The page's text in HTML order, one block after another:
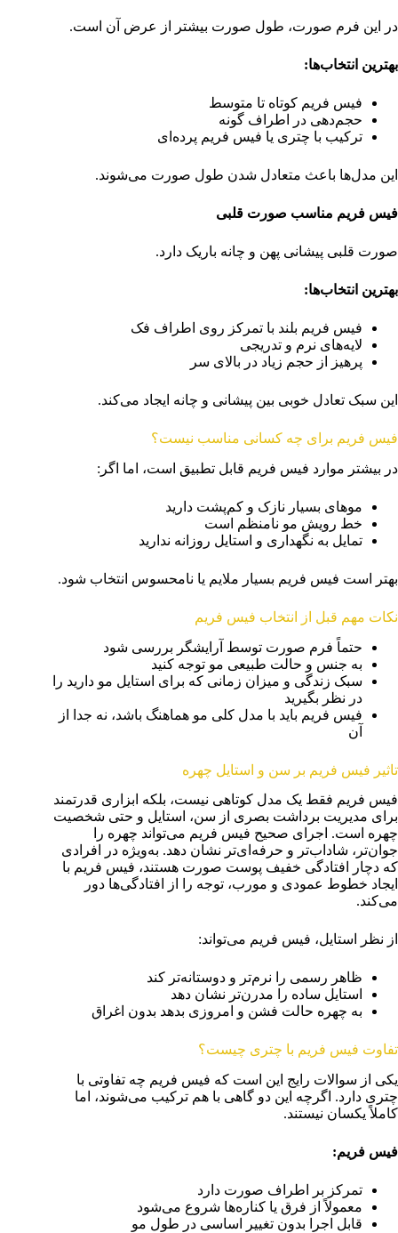
در این فرم صورت، طول صورت بیشتر از عرض آن است.
بهترین انتخاب‌ها:
فیس فریم کوتاه تا متوسط
حجم‌دهی در اطراف گونه
ترکیب با چتری یا فیس فریم پرده‌ای
این مدل‌ها باعث متعادل شدن طول صورت می‌شوند.
فیس فریم مناسب صورت قلبی
صورت قلبی پیشانی پهن و چانه باریک دارد.
بهترین انتخاب‌ها:
فیس فریم بلند با تمرکز روی اطراف فک
لایه‌های نرم و تدریجی
پرهیز از حجم زیاد در بالای سر
این سبک تعادل خوبی بین پیشانی و چانه ایجاد می‌کند.
فیس فریم برای چه کسانی مناسب نیست؟
در بیشتر موارد فیس فریم قابل تطبیق است، اما اگر:
موهای بسیار نازک و کم‌پشت دارید
خط رویش مو نامنظم است
تمایل به نگهداری و استایل روزانه ندارید
بهتر است فیس فریم بسیار ملایم یا نامحسوس انتخاب شود.
نکات مهم قبل از انتخاب فیس فریم
حتماً فرم صورت توسط آرایشگر بررسی شود
به جنس و حالت طبیعی مو توجه کنید
سبک زندگی و میزان زمانی که برای استایل مو دارید را
در نظر بگیرید
فیس فریم باید با مدل کلی مو هماهنگ باشد، نه جدا از
آن
تاثیر فیس فریم بر سن و استایل چهره
فیس فریم فقط یک مدل کوتاهی نیست، بلکه ابزاری قدرتمند
برای مدیریت برداشت بصری از سن، استایل و حتی شخصیت
چهره است. اجرای صحیح فیس فریم می‌تواند چهره را
جوان‌تر، شاداب‌تر و حرفه‌ای‌تر نشان دهد. به‌ویژه در افرادی
که دچار افتادگی خفیف پوست صورت هستند، فیس فریم با
ایجاد خطوط عمودی و مورب، توجه را از افتادگی‌ها دور
می‌کند.
از نظر استایل، فیس فریم می‌تواند:
ظاهر رسمی را نرم‌تر و دوستانه‌تر کند
استایل ساده را مدرن‌تر نشان دهد
به چهره حالت فشن و امروزی بدهد بدون اغراق
تفاوت فیس فریم با چتری چیست؟
یکی از سوالات رایج این است که فیس فریم چه تفاوتی با
چتری دارد. اگرچه این دو گاهی با هم ترکیب می‌شوند، اما
کاملاً یکسان نیستند.
فیس فریم:
تمرکز بر اطراف صورت دارد
معمولاً از فرق یا کناره‌ها شروع می‌شود
قابل اجرا بدون تغییر اساسی در طول مو